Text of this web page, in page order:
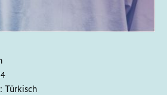
Türkisch